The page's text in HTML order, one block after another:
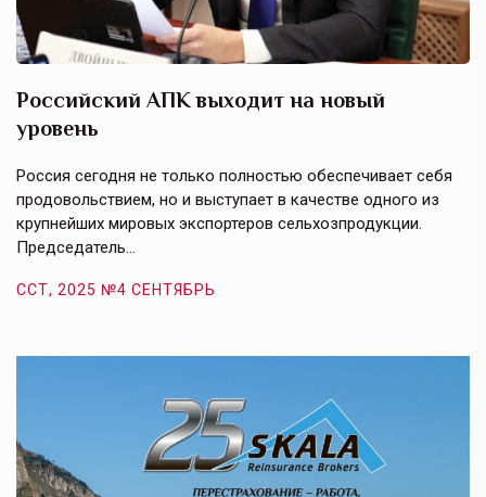
Российский АПК выходит на новый
уровень
Россия сегодня не только полностью обеспечивает себя
продовольствием, но и выступает в качестве одного из
крупнейших мировых экспортеров сельхозпродукции.
Председатель…
ССТ, 2025 №4 СЕНТЯБРЬ